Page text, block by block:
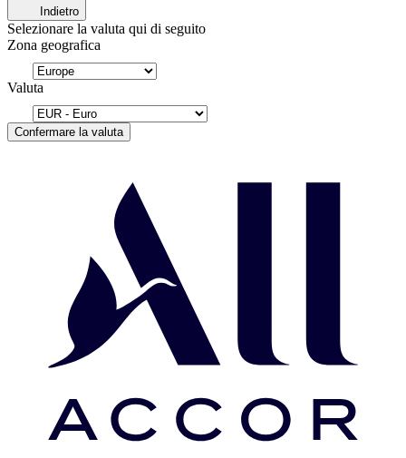
Indietro
Selezionare la valuta qui di seguito
Zona geografica
Valuta
Confermare la valuta